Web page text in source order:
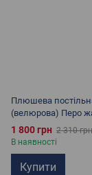
Плюшева
(велюрова) Перо
1 800 грн 2 310 грн
В наявності
Купити